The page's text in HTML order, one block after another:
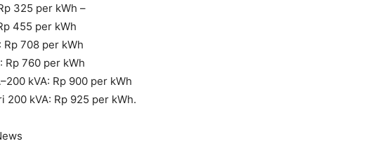
325 per kWh –
455 per kWh
Rp 708 per kWh
Rp 760 per kWh
kVA: Rp 900 per kWh
200 kVA: Rp 925 per kWh.